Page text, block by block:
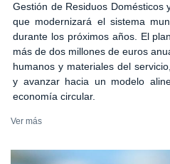
Gestión de Residuos Domésticos
que modernizará el sistema
durante los próximos años. El
más de dos millones de euros
humanos y materiales del
y avanzar hacia un modelo
economía circular.
Ver más